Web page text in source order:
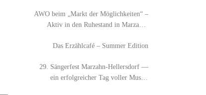
AWO beim „Markt der Möglichkeiten“ –
Aktiv in den Ruhestand in Marzahn-
Das Erzählcafé – Summer Edition
29. Sängerfest Marzahn-Hellersdorf —
ein erfolgreicher Tag voller Musik,